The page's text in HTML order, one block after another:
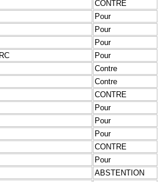
CONTRE
Pour
Pour
Pour
Pour
Contre
Contre
CONTRE
Pour
Pour
Pour
CONTRE
Pour
ABSTENTION